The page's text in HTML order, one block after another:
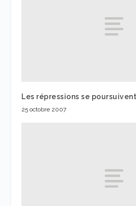
Les répressions se
25 octobre 2007